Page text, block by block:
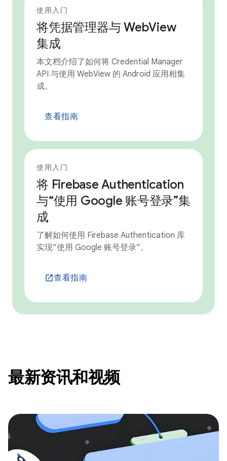
使用入门
将凭据管理器与 WebView
集成
本文档介绍了如何将 Credential Manager
API 与使用 WebView 的 Android 应用相集
成。
查看指南
使用入门
将 Firebase Authentication
与“使用 Google 账号登录”集
成
了解如何使用 Firebase Authentication 库
实现“使用 Google 账号登录”。
launch查看指南
最新资讯和视频